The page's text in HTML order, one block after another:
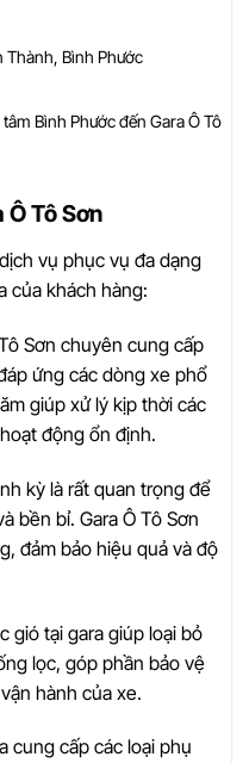
Thành, Bình Phước
Bình Phước đến Gara Ô Tô
Tô Sơn
vụ phục vụ đa dạng
của khách hàng:
Sơn chuyên cung cấp
ứng các dòng xe phổ
giúp xử lý kịp thời các
động ổn định.
kỳ là rất quan trọng để
bền bỉ. Gara Ô Tô Sơn
đảm bảo hiệu quả và độ
gió tại gara giúp loại bỏ
lọc, góp phần bảo vệ
hành của xe.
cung cấp các loại phụ